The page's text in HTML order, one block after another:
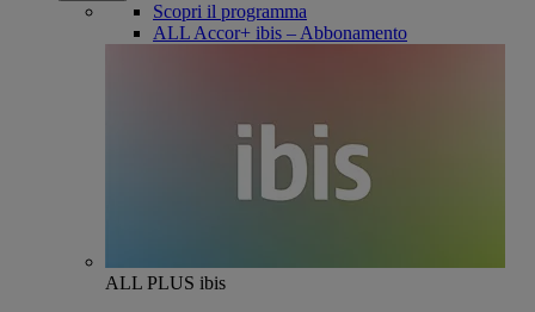
Scopri il programma
ALL Accor+ ibis – Abbonamento
ALL PLUS ibis